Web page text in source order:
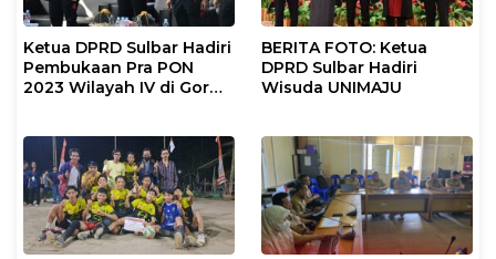
Ketua DPRD Sulbar Hadiri
Pembukaan Pra PON
2023 Wilayah IV di Gor
BERITA FOTO: Ketua
DPRD Sulbar Hadiri
Wisuda UNIMAJU